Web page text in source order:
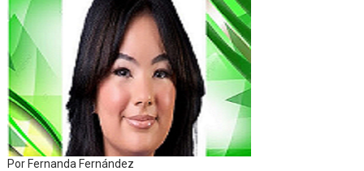
Por Fernanda Fernández